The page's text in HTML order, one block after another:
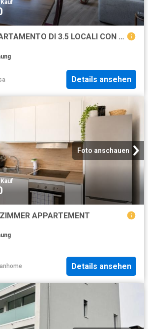
LUMINOSO APPARTAMENTO DI 3.5 LOCALI CON TERRAZZA A VACALLO
Details ansehen
Foto anschauen
APPARTEMENT
Details ansehen